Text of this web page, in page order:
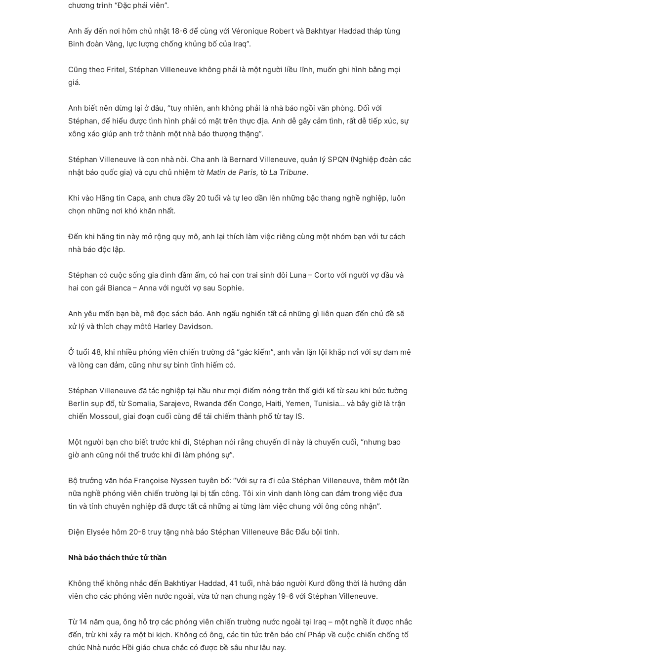
chương trình “Đặc phái viên”.
Anh ấy đến nơi hôm chủ nhật 18-6 để cùng với Véronique Robert và Bakhtyar Haddad tháp tùng
Binh đoàn Vàng, lực lượng chống khủng bố của Iraq”.
Cũng theo Fritel, Stéphan Villeneuve không phải là một người liều lĩnh, muốn ghi hình bằng mọi
giá.
Anh biết nên dừng lại ở đâu, “tuy nhiên, anh không phải là nhà báo ngồi văn phòng. Đối với
Stéphan, để hiểu được tình hình phải có mặt trên thực địa. Anh dễ gây cảm tình, rất dễ tiếp xúc, sự
xông xáo giúp anh trở thành một nhà báo thượng thặng”.
Stéphan Villeneuve là con nhà nòi. Cha anh là Bernard Villeneuve, quản lý SPQN (Nghiệp đoàn các
nhật báo quốc gia) và cựu chủ nhiệm tờ Matin de Paris, tờ La Tribune.
Khi vào Hãng tin Capa, anh chưa đầy 20 tuổi và tự leo dần lên những bậc thang nghề nghiệp, luôn
chọn những nơi khó khăn nhất.
Đến khi hãng tin này mở rộng quy mô, anh lại thích làm việc riêng cùng một nhóm bạn với tư cách
nhà báo độc lập.
Stéphan có cuộc sống gia đình đầm ấm, có hai con trai sinh đôi Luna – Corto với người vợ đầu và
hai con gái Bianca – Anna với người vợ sau Sophie.
Anh yêu mến bạn bè, mê đọc sách báo. Anh ngấu nghiến tất cả những gì liên quan đến chủ đề sẽ
xử lý và thích chạy môtô Harley Davidson.
Ở tuổi 48, khi nhiều phóng viên chiến trường đã “gác kiếm”, anh vẫn lặn lội khắp nơi với sự đam mê
và lòng can đảm, cũng như sự bình tĩnh hiếm có.
Stéphan Villeneuve đã tác nghiệp tại hầu như mọi điểm nóng trên thế giới kể từ sau khi bức tường
Berlin sụp đổ, từ Somalia, Sarajevo, Rwanda đến Congo, Haiti, Yemen, Tunisia… và bây giờ là trận
chiến Mossoul, giai đoạn cuối cùng để tái chiếm thành phố từ tay IS.
Một người bạn cho biết trước khi đi, Stéphan nói rằng chuyến đi này là chuyến cuối, “nhưng bao
giờ anh cũng nói thế trước khi đi làm phóng sự”.
Bộ trưởng văn hóa Françoise Nyssen tuyên bố: “Với sự ra đi của Stéphan Villeneuve, thêm một lần
nữa nghề phóng viên chiến trường lại bị tấn công. Tôi xin vinh danh lòng can đảm trong việc đưa
tin và tính chuyên nghiệp đã được tất cả những ai từng làm việc chung với ông công nhận”.
Điện Elysée hôm 20-6 truy tặng nhà báo Stéphan Villeneuve Bắc Đẩu bội tinh.
Nhà báo thách thức tử thần
Không thể không nhắc đến Bakhtiyar Haddad, 41 tuổi, nhà báo người Kurd đồng thời là hướng dẫn
viên cho các phóng viên nước ngoài, vừa tử nạn chung ngày 19-6 với Stéphan Villeneuve.
Từ 14 năm qua, ông hỗ trợ các phóng viên chiến trường nước ngoài tại Iraq – một nghề ít được nhắc
đến, trừ khi xảy ra một bi kịch. Không có ông, các tin tức trên báo chí Pháp về cuộc chiến chống tổ
chức Nhà nước Hồi giáo chưa chắc có được bề sâu như lâu nay.